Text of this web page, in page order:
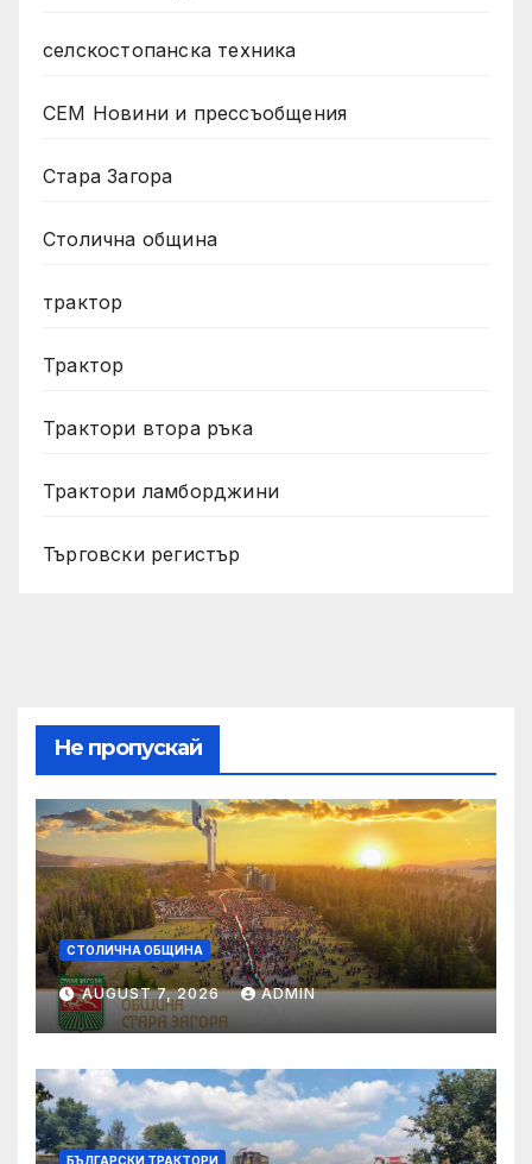
селскостопанска техника
СЕМ Новини и прессъобщения
Стара Загора
Столична община
трактор
Трактор
Трактори втора ръка
Трактори ламборджини
Търговски регистър
Не пропускай
СТОЛИЧНА ОБЩИНА
AUGUST 7, 2026 ADMIN
БЪЛГАРСКИ ТРАКТОРИ